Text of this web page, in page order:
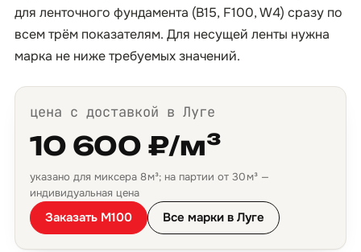
для ленточного фундамента (B15, F100, W4) сразу по
всем трём показателям. Для несущей ленты нужна
марка не ниже требуемых значений.
цена с доставкой в Луге
10 600 ₽/м³
указано для миксера 8 м³; на партии от 30 м³ —
индивидуальная цена
Заказать М100 Все марки в Луге